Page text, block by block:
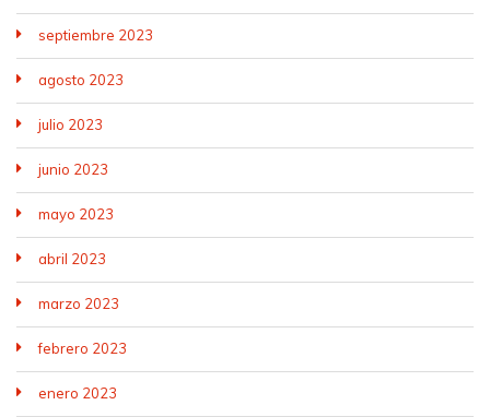
septiembre 2023
agosto 2023
julio 2023
junio 2023
mayo 2023
abril 2023
marzo 2023
febrero 2023
enero 2023